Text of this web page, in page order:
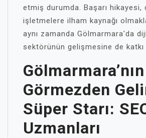
etmiş durumda. Başarı hikayesi,
işletmelere ilham kaynağı
aynı zamanda Gölmarmara'da
sektörünün gelişmesine de katkı
Gölmarmara’nın
Görmezden
Süper Starı:
Uzmanları